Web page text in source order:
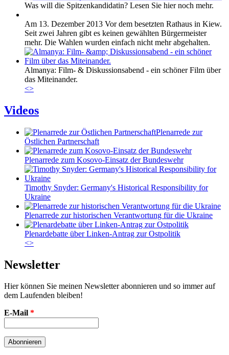
Was will die Spitzenkandidatin? Lesen Sie hier noch mehr.
Am 13. Dezember 2013 Vor dem besetzten Rathaus in Kiew.
Seit zwei Jahren gibt es keinen gewählten Bürgermeister
mehr. Die Wahlen wurden einfach nicht mehr abgehalten.
Almanya: Film- & Diskussionsabend - ein schöner Film über
das Miteinander.
<>
Videos
Plenarrede zur
Östlichen Partnerschaft
Plenarrede zum Kosovo-Einsatz der Bundeswehr
Timothy Snyder: Germany's Historical Responsibility for
Ukraine
Plenarrede zur historischen Verantwortung für die Ukraine
Plenardebatte über Linken-Antrag zur Ostpolitik
<>
Newsletter
Hier können Sie meinen Newsletter abonnieren und so immer auf
dem Laufenden bleiben!
E-Mail *